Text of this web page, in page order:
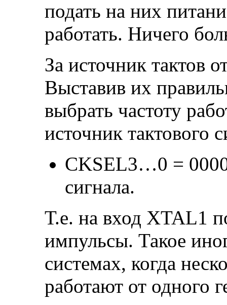
подать на них
работать. Ничего
За источник тактов
Выставив их
выбрать частоту
источник тактового
CKSEL3…0 =
сигнала.
Т.е. на вход XTAL1
импульсы. Такое
системах, когда
работают от одного